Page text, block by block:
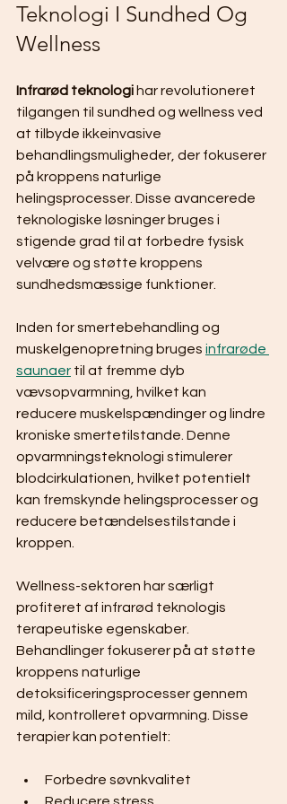
Teknologi I Sundhed Og
Wellness
Infrarød teknologi har revolutioneret
tilgangen til sundhed og wellness ved
at tilbyde ikkeinvasive
behandlingsmuligheder, der fokuserer
på kroppens naturlige
helingsprocesser. Disse avancerede
teknologiske løsninger bruges i
stigende grad til at forbedre fysisk
velvære og støtte kroppens
sundhedsmæssige funktioner.
Inden for smertebehandling og
muskelgenopretning bruges infrarøde
saunaer til at fremme dyb
vævsopvarmning, hvilket kan
reducere muskelspændinger og lindre
kroniske smertetilstande. Denne
opvarmningsteknologi stimulerer
blodcirkulationen, hvilket potentielt
kan fremskynde helingsprocesser og
reducere betændelsestilstande i
kroppen.
Wellness-sektoren har særligt
profiteret af infrarød teknologis
terapeutiske egenskaber.
Behandlinger fokuserer på at støtte
kroppens naturlige
detoksificeringsprocesser gennem
mild, kontrolleret opvarmning. Disse
terapier kan potentielt:
Forbedre søvnkvalitet